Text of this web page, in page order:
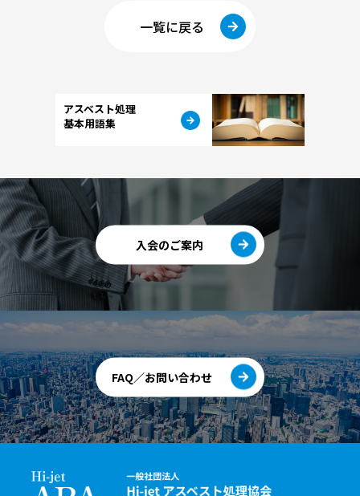
一覧に戻る
アスベスト処理
基本用語集
入会のご案内
FAQ／お問い合わせ